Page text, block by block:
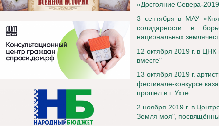
«Достояние Севера-
3 сентября в МАУ
солидарности в
национальных
12 октября 2019 г. в
вместе"
13 октября 2019 г.
фестивале-конкурсе
прошел в г. Ухте
2 ноября 2019 г. в
Земля моя",